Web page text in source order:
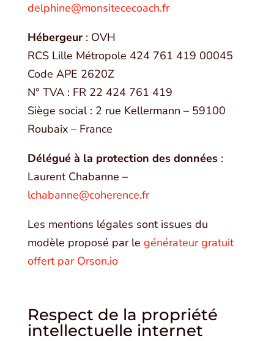
delphine@monsitececoach.fr
Hébergeur: OVH
RCS Lille Métropole 424 761 419 00045
Code APE 2620Z
N° TVA : FR 22 424 761 419
Siège social : 2 rue Kellermann – 59100
Roubaix – France
Délégué à la protection des données:
Laurent Chabanne –
lchabanne@coherence.fr
Les mentions légales sont issues du
modèle proposé par le générateur gratuit
offert par Orson.io
Respect de la propriété
intellectuelle internet